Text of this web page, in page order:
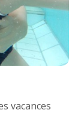
vacances